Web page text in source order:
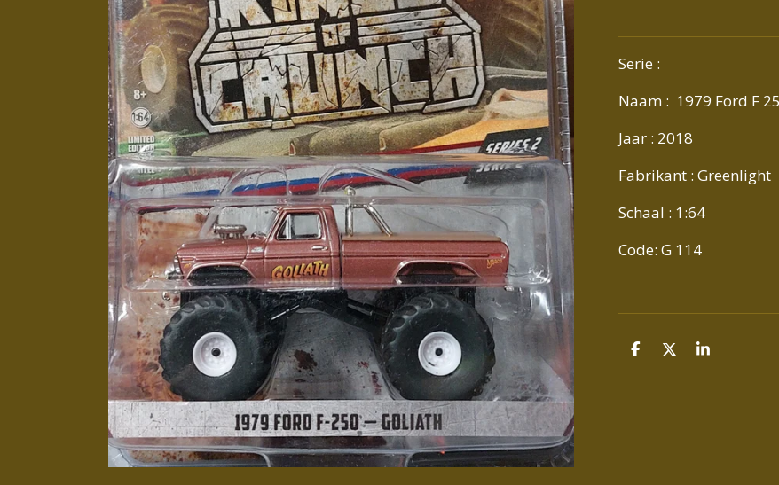
Serie :
Naam : 1979 Ford F
Jaar : 2018
Fabrikant : Greenlight
Schaal : 1:64
Code: G 114
D
D
S